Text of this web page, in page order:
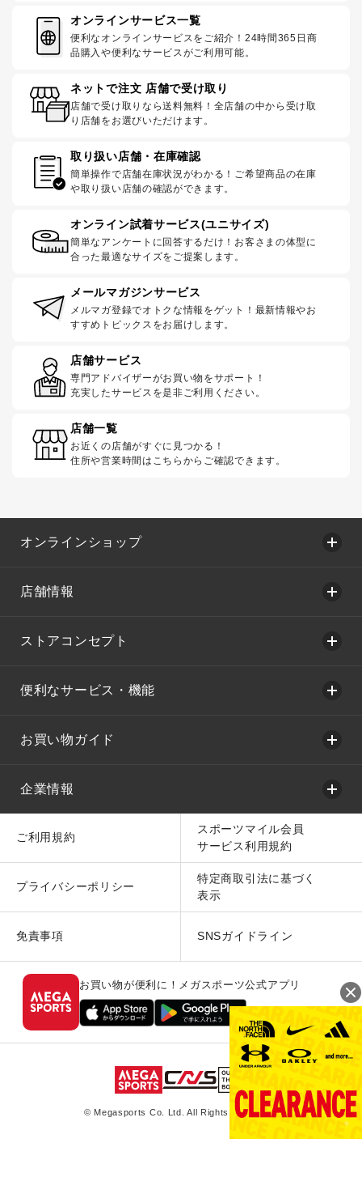
オンラインサービス一覧
便利なオンラインサービスをご紹介！24時間365日商
品購入や便利なサービスがご利用可能。
ネットで注文 店舗で受け取り
店舗で受け取りなら送料無料！全店舗の中から受け取
り店舗をお選びいただけます。
取り扱い店舗・在庫確認
簡単操作で店舗在庫状況がわかる！ご希望商品の在庫
や取り扱い店舗の確認ができます。
オンライン試着サービス(ユニサイズ)
簡単なアンケートに回答するだけ！お客さまの体型に
合った最適なサイズをご提案します。
メールマガジンサービス
メルマガ登録でオトクな情報をゲット！最新情報やお
すすめトピックスをお届けします。
店舗サービス
専門アドバイザーがお買い物をサポート！
充実したサービスを是非ご利用ください。
店舗一覧
お近くの店舗がすぐに見つかる！
住所や営業時間はこちらからご確認できます。
オンラインショップ
店舗情報
ストアコンセプト
便利なサービス・機能
お買い物ガイド
企業情報
ご利用規約
スポーツマイル会員
サービス利用規約
プライバシーポリシー
特定商取引法に基づく
表示
免責事項 SNSガイドライン
お買い物が便利に！メガスポーツ公式アプリ
© Megasports Co. Ltd. All Rights Reserved.